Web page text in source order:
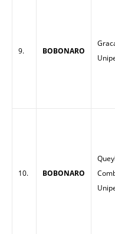
9. BOBONARO
10. BOBONARO